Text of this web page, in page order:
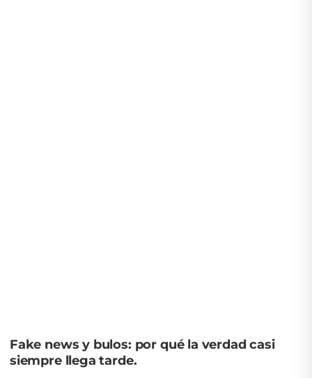
Fake news y bulos: por qué la verdad casi
siempre llega tarde.